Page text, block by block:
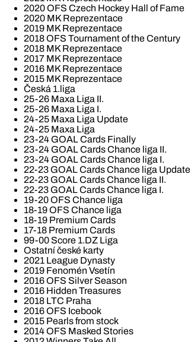
2020 OFS Czech Hockey Hall of Fame
2020 MK Reprezentace
2019 MK Reprezentace
2018 OFS Tournament of the Century
2018 MK Reprezentace
2017 MK Reprezentace
2016 MK Reprezentace
2015 MK Reprezentace
Česká 1.liga
25-26 Maxa Liga II.
25-26 Maxa Liga I.
24-25 Maxa Liga Update
24-25 Maxa Liga
23-24 GOAL Cards Finally
23-24 GOAL Cards Chance liga II.
23-24 GOAL Cards Chance liga I.
22-23 GOAL Cards Chance liga Update
22-23 GOAL Cards Chance liga II.
22-23 GOAL Cards Chance liga I.
19-20 OFS Chance liga
18-19 OFS Chance liga
18-19 Premium Cards
17-18 Premium Cards
99-00 Score 1.DZ Liga
Ostatní české karty
2021 League Dynasty
2019 Fenomén Vsetín
2016 OFS Silver Season
2016 Hidden Treasures
2018 LTC Praha
2016 OFS Icebook
2015 Pearls from stock
2014 OFS Masked Stories